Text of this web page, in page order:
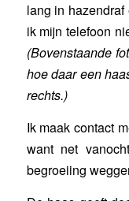
lang in
ik mijn telefoon
(Bovenstaande
hoe daar een
rechts.)
Ik maak contact
want net
begroeiing